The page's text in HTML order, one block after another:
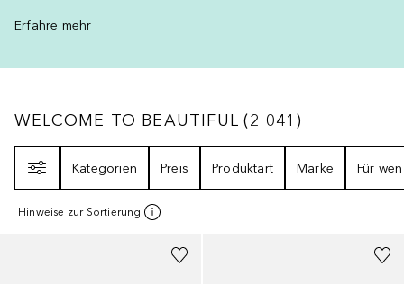
Erfahre mehr
WELCOME TO BEAUTIFUL 2041
WELCOME TO BEAUTIFUL (2 041 )
Kategorien
Preis Produktart Marke Für wen
Hinweise zur Sortierung
+32